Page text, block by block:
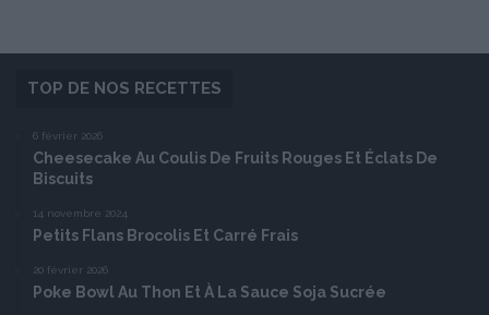
TOP DE NOS RECETTES
6 février 2026
Cheesecake Au Coulis De Fruits Rouges Et Éclats De
Biscuits
14 novembre 2024
Petits Flans Brocolis Et Carré Frais
20 février 2026
Poke Bowl Au Thon Et À La Sauce Soja Sucrée